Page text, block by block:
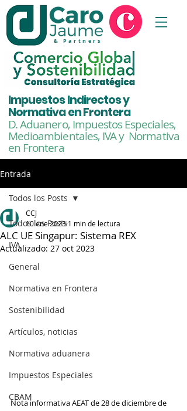
& Partners
Impuestos Indirectos y
Normativa en Frontera
D. Aduanero, Impuestos Especiales,
Medioambientales,IVA y Normativa
en Frontera
Entrada
Todos los Posts
IVA
General
Normativa en Frontera
Sostenibilidad
Artículos, noticias
Normativa aduanera
Impuestos Especiales
CBAM
Todos los Posts
ALC UE Singapur: Sistema REX
CCJ
10 ene 2023 1 min de lectura
Actualizado: 27 oct 2023
Nota informativa AEAT de 28 de diciembre de